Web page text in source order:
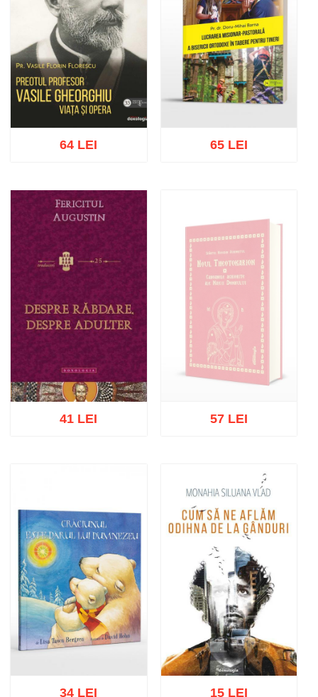
Add to cart Add to wish list
64 LEI 65 LEI
41 LEI
Out of stock
57 LEI
34 LEI 15 LEI